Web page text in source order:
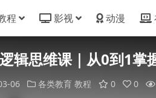
程 影视 动漫
辑思维课｜从0到1掌
06 各类教育 教程 0 0